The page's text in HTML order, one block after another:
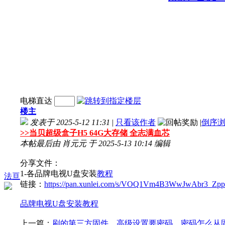
法亘
电梯直达
楼主
发表于 2025-5-12 11:31 | 只看该作者 |倒序
>>当贝超级盒子H5 64G大存储 全志满血芯
本帖最后由 肖元元 于 2025-5-13 10:14 编辑
分享文件：
1-各品牌电视U盘安装教程
链接： https://pan.xunlei.com/s/
品牌电视U盘安装教程
上一篇： 刷的第三方固件，高级设置要密码，密码怎么从